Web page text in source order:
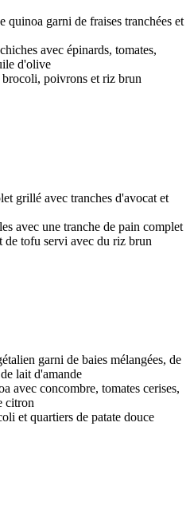
quinoa garni de fraises tranchées et
avec épinards, tomates,
d'olive
brocoli, poivrons et riz brun
grillé avec tranches d'avocat et
avec une tranche de pain complet
de tofu servi avec du riz brun
garni de baies mélangées, de
lait d'amande
avec concombre, tomates cerises,
citron
et quartiers de patate douce